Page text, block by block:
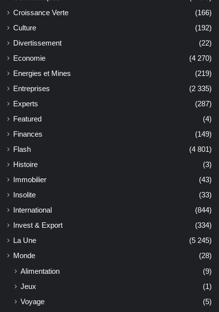
Croissance Verte
(166)
Culture
(192)
Divertissement
(22)
Economie
(4 270)
Energies et Mines
(219)
Entreprises
(2 335)
Experts
(287)
Featured
(4)
Finances
(149)
Flash
(4 801)
Histoire
(3)
Immobilier
(43)
Insolite
(33)
International
(844)
Invest & Export
(334)
La Une
(5 245)
Monde
(28)
Alimentation
(9)
Jeux
(1)
Voyage
(5)